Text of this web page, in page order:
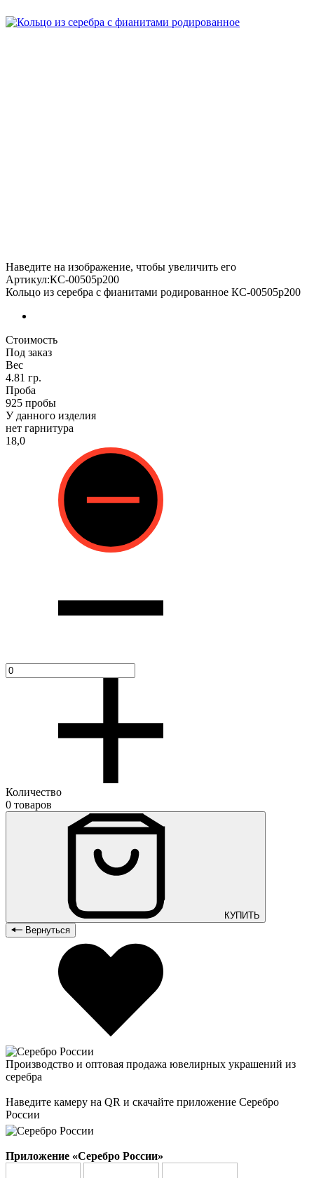
Наведите на изображение, чтобы увеличить его
Артикул:КС-00505р200
Кольцо из серебра с фианитами родированное КС-00505р200
Стоимость
Под заказ
Вес
4.81 гр.
Проба
925 пробы
У данного изделия
нет гарнитура
18,0
Количество
0 товаров
КУПИТЬ
Вернуться
Производство и оптовая продажа ювелирных украшений из
серебра
Наведите камеру на QR и скачайте приложение Серебро
России
Приложение «Серебро России»